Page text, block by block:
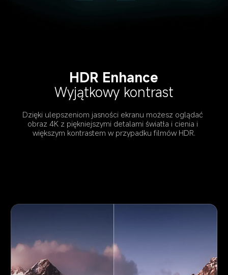
HDR Enhance
Wyjątkowy kontrast
Dzięki ulepszeniom jasności ekranu możesz oglądać
obraz 4K z piękniejszymi detalami światła i cienia i
większym kontrastem w przypadku filmów HDR.